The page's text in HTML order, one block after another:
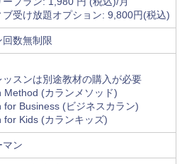
ブ受け放題オプション: 9,800円(税込)
回数無制限
スンは別途教材の購入が必要
Method (カランメソッド)
for Business (ビジネスカラン)
for Kids (カランキッズ)
マン